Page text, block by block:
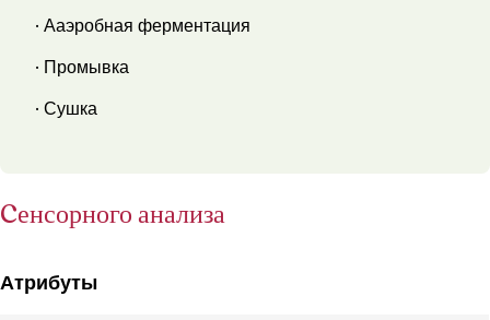
· Ааэробная ферментация
· Промывка
· Сушка
Cенсорного анализа
Атрибуты